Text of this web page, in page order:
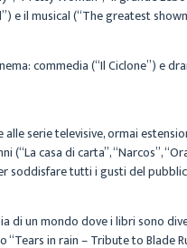
e il musical (“The greatest
commedia (“Il Ciclone”) e
serie televisive, ormai
casa di carta”, “Narcos”,
soddisfare tutti i gusti del
di un mondo dove i libri sono
in rain – Tribute to Blade